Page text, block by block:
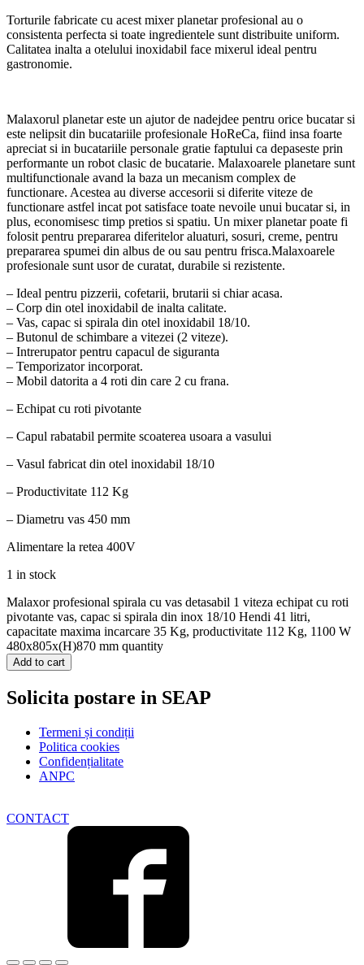
Torturile fabricate cu acest mixer planetar profesional au o
consistenta perfecta si toate ingredientele sunt distribuite uniform.
Calitatea inalta a otelului inoxidabil face mixerul ideal pentru
gastronomie.
Malaxorul planetar este un ajutor de nadejdee pentru orice bucatar si
este nelipsit din bucatariile profesionale HoReCa, fiind insa foarte
apreciat si in bucatariile personale gratie faptului ca depaseste prin
performante un robot clasic de bucatarie. Malaxoarele planetare sunt
multifunctionale avand la baza un mecanism complex de
functionare. Acestea au diverse accesorii si diferite viteze de
functionare astfel incat pot satisface toate nevoile unui bucatar si, in
plus, economisesc timp pretios si spatiu. Un mixer planetar poate fi
folosit pentru prepararea diferitelor aluaturi, sosuri, creme, pentru
prepararea spumei din albus de ou sau pentru frisca.Malaxoarele
profesionale sunt usor de curatat, durabile si rezistente.
– Ideal pentru pizzerii, cofetarii, brutarii si chiar acasa.
– Corp din otel inoxidabil de inalta calitate.
– Vas, capac si spirala din otel inoxidabil 18/10.
– Butonul de schimbare a vitezei (2 viteze).
– Intrerupator pentru capacul de siguranta
– Temporizator incorporat.
– Mobil datorita a 4 roti din care 2 cu frana.
– Echipat cu roti pivotante
– Capul rabatabil permite scoaterea usoara a vasului
– Vasul fabricat din otel inoxidabil 18/10
– Productivitate 112 Kg
– Diametru vas 450 mm
Alimentare la retea 400V
1 in stock
Malaxor profesional spirala cu vas detasabil 1 viteza echipat cu roti
pivotante vas, capac si spirala din inox 18/10 Hendi 41 litri,
capacitate maxima incarcare 35 Kg, productivitate 112 Kg, 1100 W
480x805x(H)870 mm quantity
Add to cart
Solicita postare in SEAP
Termeni și condiții
Politica cookies
Confidențialitate
ANPC
CONTACT